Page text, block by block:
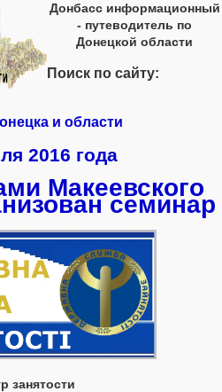
Донбасс информационный
- путеводитель по
Донецкой области
Поиск по сайту:
и области
2016 года
Макеевского
семинар
занятости